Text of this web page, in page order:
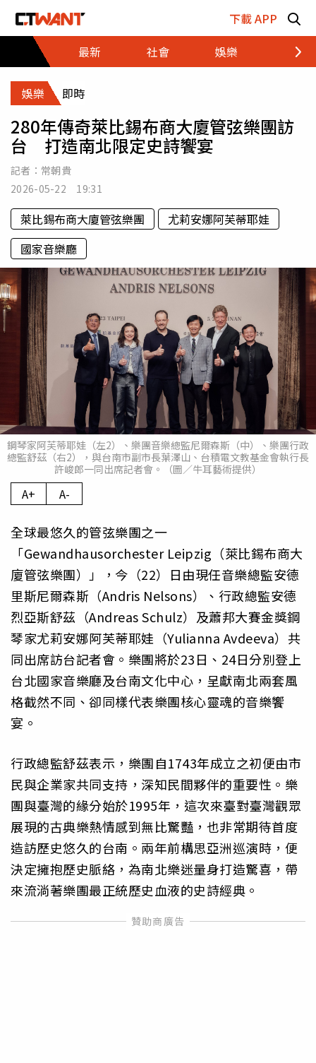
下載 APP
最新
社會 娛樂 財經
娛樂 即時
280年傳奇萊比錫布商大廈管弦樂團訪
台 打造南北限定史詩饗宴
記者： 常朝貴
2026-05-22 19:31
萊比錫布商大廈管弦樂團
尤莉安娜阿芙蒂耶娃
國家音樂廳
鋼琴家阿芙蒂耶娃（左2）、樂團音樂總監尼爾森斯（中）、樂團行政
總監舒茲（右2），與台南市副市長葉澤山、台積電文教基金會執行長
許峻郎一同出席記者會。（圖／牛耳藝術提供）
A+ A-
全球最悠久的管弦樂團之一
「Gewandhausorchester Leipzig（萊比錫布商大
廈管弦樂團）」，今（22）日由現任音樂總監安德
里斯尼爾森斯（Andris Nelsons）、行政總監安德
烈亞斯舒茲（Andreas Schulz）及蕭邦大賽金獎鋼
琴家尤莉安娜阿芙蒂耶娃（Yulianna Avdeeva）共
同出席訪台記者會。樂團將於23日、24日分別登上
台北國家音樂廳及台南文化中心，呈獻南北兩套風
格截然不同、卻同樣代表樂團核心靈魂的音樂饗
宴。
行政總監舒茲表示，樂團自1743年成立之初便由市
民與企業家共同支持，深知民間夥伴的重要性。樂
團與臺灣的緣分始於1995年，這次來臺對臺灣觀眾
展現的古典樂熱情感到無比驚豔，也非常期待首度
造訪歷史悠久的台南。兩年前構思亞洲巡演時，便
決定擁抱歷史脈絡，為南北樂迷量身打造驚喜，帶
來流淌著樂團最正統歷史血液的史詩經典。